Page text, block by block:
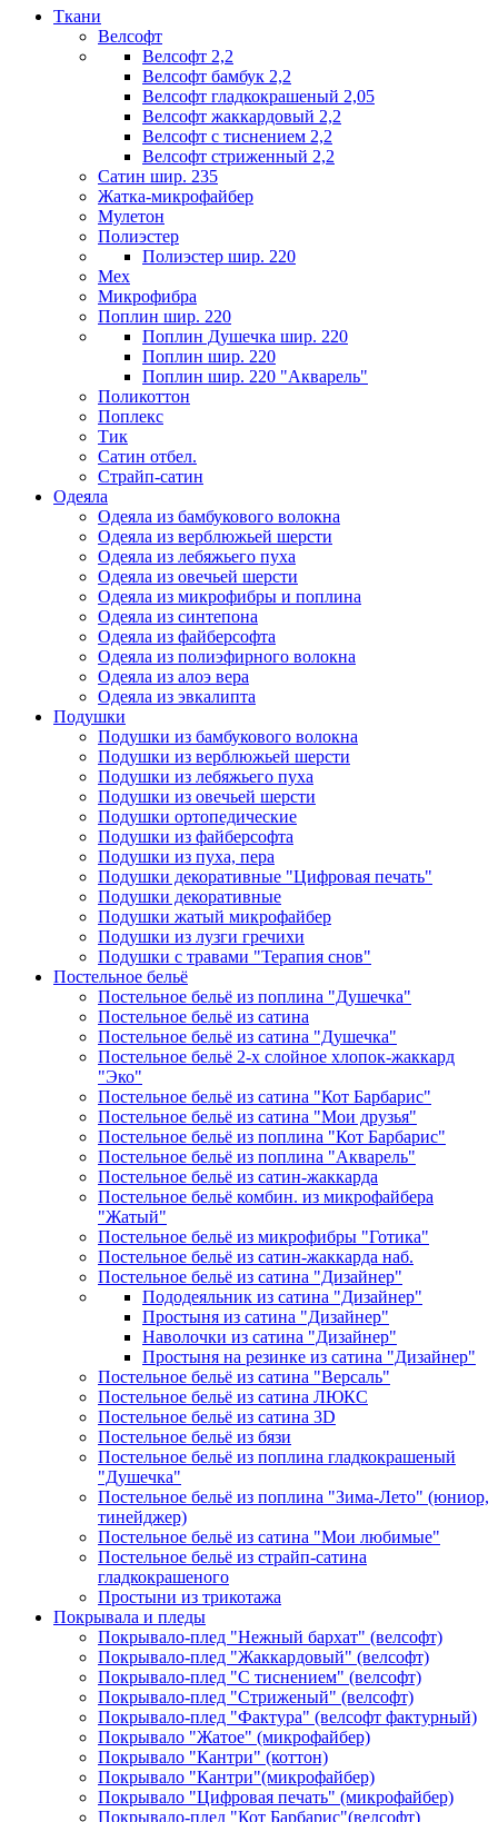
Ткани
Велсофт
Велсофт 2,2
Велсофт бамбук 2,2
Велсофт гладкокрашеный 2,05
Велсофт жаккардовый 2,2
Велсофт с тиснением 2,2
Велсофт стриженный 2,2
Сатин шир. 235
Жатка-микрофайбер
Мулетон
Полиэстер
Полиэстер шир. 220
Мех
Микрофибра
Поплин шир. 220
Поплин Душечка шир. 220
Поплин шир. 220
Поплин шир. 220 "Акварель"
Поликоттон
Поплекс
Тик
Сатин отбел.
Страйп-сатин
Одеяла
Одеяла из бамбукового волокна
Одеяла из верблюжьей шерсти
Одеяла из лебяжьего пуха
Одеяла из овечьей шерсти
Одеяла из микрофибры и поплина
Одеяла из синтепона
Одеяла из файберсофта
Одеяла из полиэфирного волокна
Одеяла из алоэ вера
Одеяла из эвкалипта
Подушки
Подушки из бамбукового волокна
Подушки из верблюжьей шерсти
Подушки из лебяжьего пуха
Подушки из овечьей шерсти
Подушки ортопедические
Подушки из файберсофта
Подушки из пуха, пера
Подушки декоративные "Цифровая печать"
Подушки декоративные
Подушки жатый микрофайбер
Подушки из лузги гречихи
Подушки с травами "Терапия снов"
Постельное бельё
Постельное бельё из поплина "Душечка"
Постельное бельё из сатина
Постельное бельё из сатина "Душечка"
Постельное бельё 2-х слойное хлопок-жаккард
"Эко"
Постельное бельё из сатина "Кот Барбарис"
Постельное бельё из сатина "Мои друзья"
Постельное бельё из поплина "Кот Барбарис"
Постельное бельё из поплина "Акварель"
Постельное бельё из сатин-жаккарда
Постельное бельё комбин. из микрофайбера
"Жатый"
Постельное бельё из микрофибры "Готика"
Постельное бельё из сатин-жаккарда наб.
Постельное бельё из сатина "Дизайнер"
Пододеяльник из сатина "Дизайнер"
Простыня из сатина "Дизайнер"
Наволочки из сатина "Дизайнер"
Простыня на резинке из сатина "Дизайнер"
Постельное бельё из сатина "Версаль"
Постельное бельё из сатина ЛЮКС
Постельное бельё из сатина 3D
Постельное бельё из бязи
Постельное бельё из поплина гладкокрашеный
"Душечка"
Постельное бельё из поплина "Зима-Лето" (юниор,
тинейджер)
Постельное бельё из сатина "Мои любимые"
Постельное бельё из страйп-сатина
гладкокрашеного
Простыни из трикотажа
Покрывала и пледы
Покрывало-плед "Нежный бархат" (велсофт)
Покрывало-плед "Жаккардовый" (велсофт)
Покрывало-плед "С тиснением" (велсофт)
Покрывало-плед "Стриженый" (велсофт)
Покрывало-плед "Фактура" (велсофт фактурный)
Покрывало "Жатое" (микрофайбер)
Покрывало "Кантри" (коттон)
Покрывало "Кантри"(микрофайбер)
Покрывало "Цифровая печать" (микрофайбер)
Покрывало-плед "Кот Барбарис"(велсофт)